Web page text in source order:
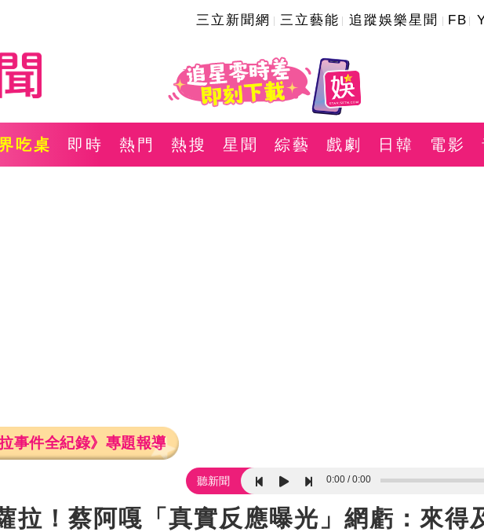
三立新聞網 三立藝能 追蹤娛樂星聞 FB
吃桌 即時 熱門 熱搜 星聞 綜藝 戲劇 日韓 電影
事件全紀錄》專題報導
聽新聞 0:00 0:00
拉！蔡阿嘎「真實反應曝光」網虧：來得